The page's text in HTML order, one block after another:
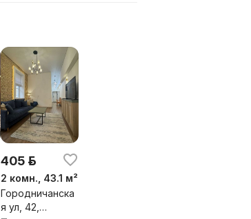
405 р.
2 комн., 43.1 м²
Городничанска
я ул, 42,